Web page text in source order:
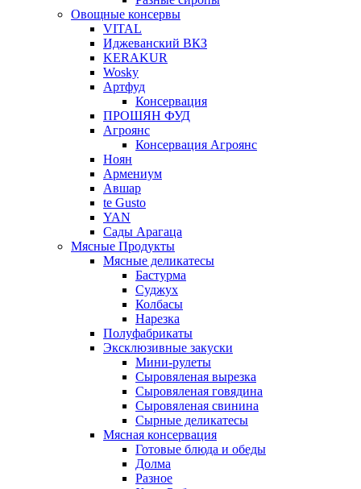
Овощные консервы
VITAL
Иджеванский ВКЗ
KERAKUR
Wosky
Артфуд
Консервация
ПРОШЯН ФУД
Агроянс
Консервация Агроянс
Ноян
Армениум
Авшар
te Gusto
YAN
Сады Арагаца
Мясные Продукты
Мясные деликатесы
Бастурма
Суджух
Колбасы
Нарезка
Полуфабрикаты
Эксклюзивные закуски
Мини-рулеты
Сыровяленая вырезка
Сыровяленая говядина
Сыровяленая свинина
Сырные деликатесы
Мясная консервация
Готовые блюда и обеды
Долма
Разное